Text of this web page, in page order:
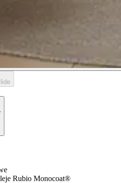
Rubio Monocoat®